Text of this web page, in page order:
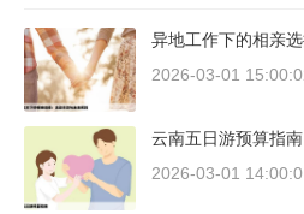
异地工作下的相亲
2026-03-01
云南五日游预算指南
2026-03-01